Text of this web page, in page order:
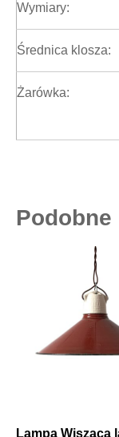
Wymiary:
Średnica klosza:
Żarówka:
Lampa Wisząca